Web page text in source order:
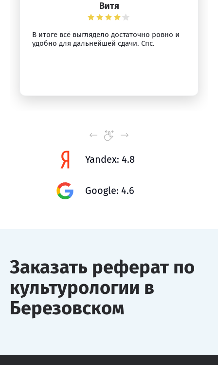
Витя
В итоге всё выглядело достаточно ровно и
удобно для дальнейшей сдачи. Спс.
Yandex: 4.8
Google: 4.6
Заказать реферат по
культурологии в
Березовском